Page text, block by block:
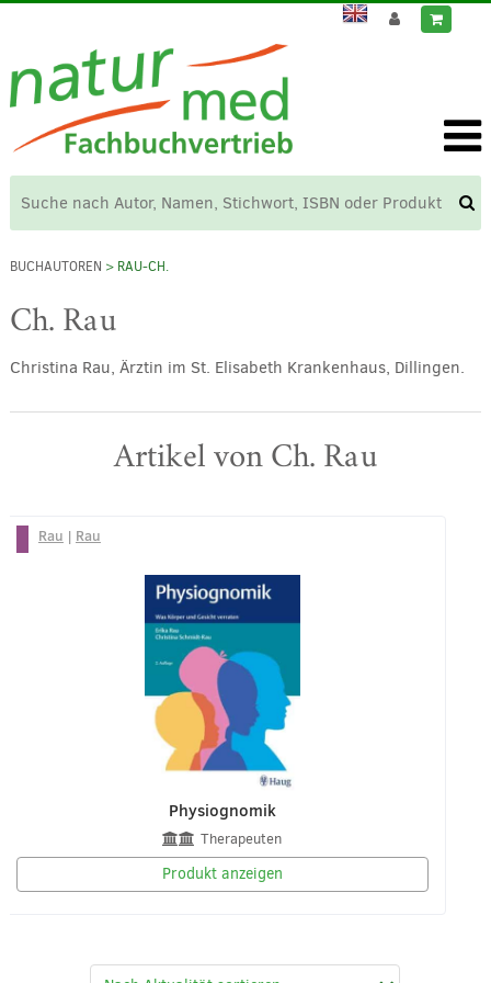
BUCHAUTOREN > RAU-CH.
Ch. Rau
Christina Rau, Ärztin im St. Elisabeth Krankenhaus, Dillingen.
Artikel von Ch. Rau
Rau | Rau
Physiognomik
Therapeuten
Produkt anzeigen